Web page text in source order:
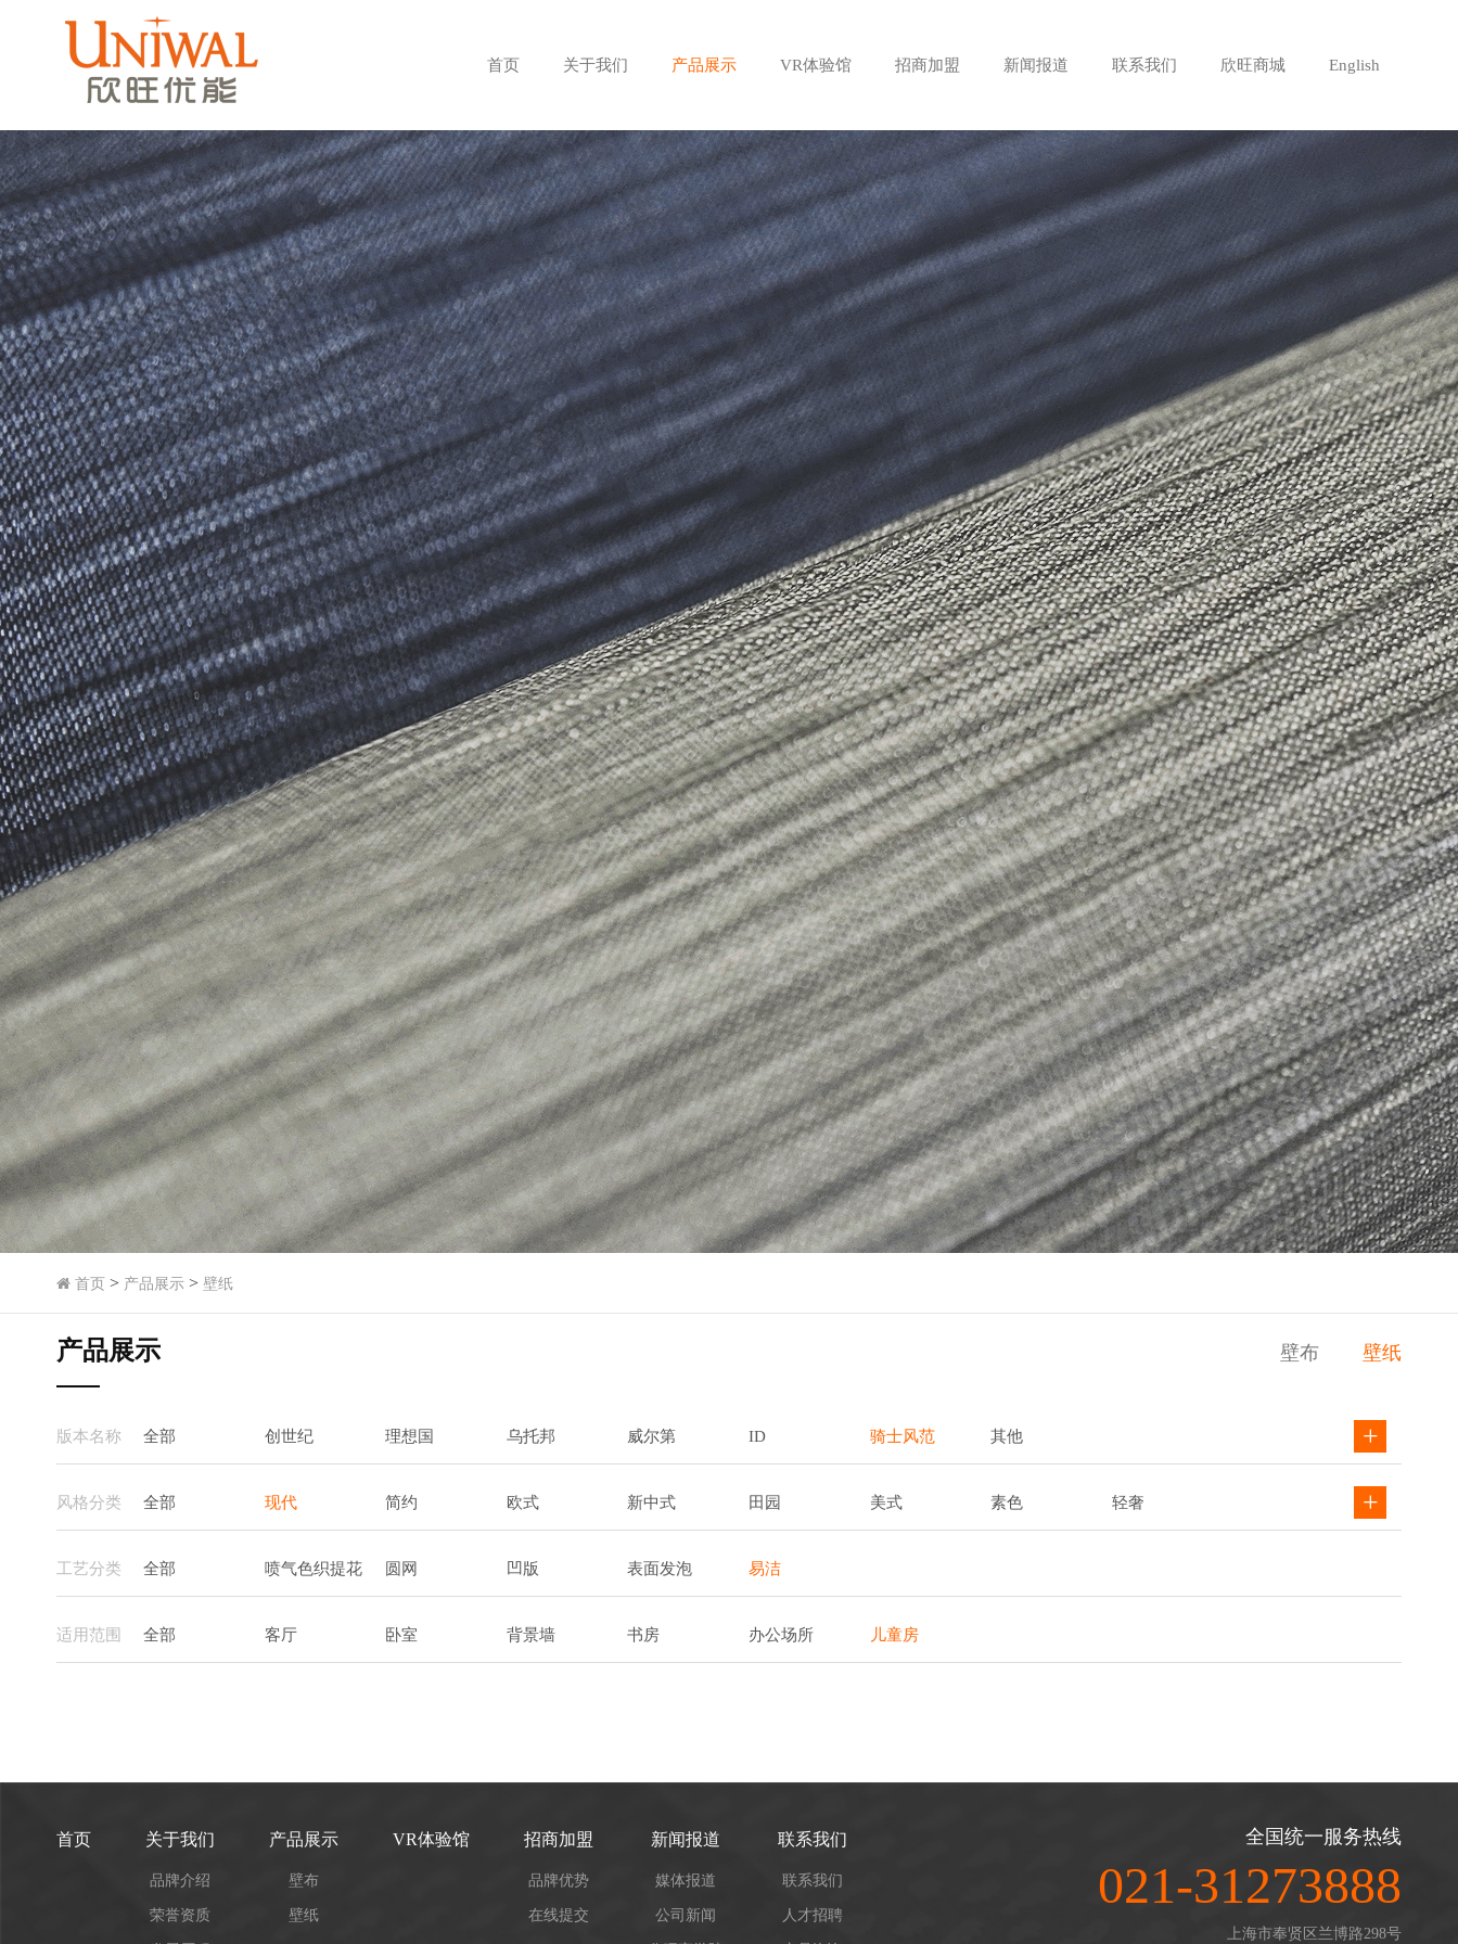
首页 关于我们 产品展示 VR体验馆 招商加盟 新闻报道 联系我们 欣旺商城 English
首页 > 产品展示 > 壁纸
产品展示 壁布 壁纸
版本名称 全部 创世纪 理想国 乌托邦 威尔第 ID 骑士风范 其他
风格分类 全部 现代 简约 欧式 新中式 田园 美式 素色 轻奢
工艺分类 全部 喷气色织提花 圆网 凹版 表面发泡 易洁
适用范围 全部 客厅 卧室 背景墙 书房 办公场所 儿童房
首页 关于我们
品牌介绍
荣誉资质
产品展示
壁布
壁纸
VR体验馆 招商加盟
品牌优势
在线提交
新闻报道
媒体报道
公司新闻
联系我们
联系我们
人才招聘
全国统一服务热线
021-31273888
上海市奉贤区兰博路298号